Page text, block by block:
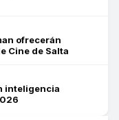
ofrecerán
Cine de Salta
inteligencia